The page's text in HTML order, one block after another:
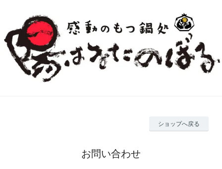
ショップへ戻る
お問い合わせ